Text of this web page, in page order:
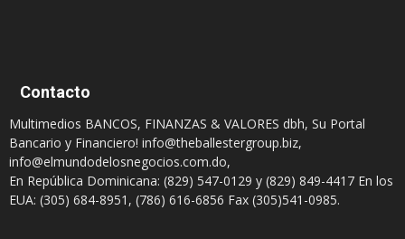
Contacto
Multimedios BANCOS, FINANZAS & VALORES dbh, Su Portal
Bancario y Financiero! info@theballestergroup.biz,
info@elmundodelosnegocios.com.do,
En República Dominicana: (829) 547-0129 y (829) 849-4417 En los
EUA: (305) 684-8951, (786) 616-6856 Fax (305)541-0985.